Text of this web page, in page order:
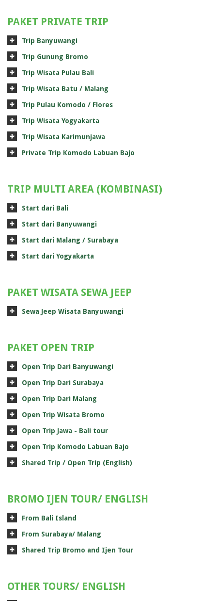
PAKET PRIVATE TRIP
Trip Banyuwangi
Trip Gunung Bromo
Trip Wisata Pulau Bali
Trip Wisata Batu / Malang
Trip Pulau Komodo / Flores
Trip Wisata Yogyakarta
Trip Wisata Karimunjawa
Private Trip Komodo Labuan Bajo
TRIP MULTI AREA (KOMBINASI)
Start dari Bali
Start dari Banyuwangi
Start dari Malang / Surabaya
Start dari Yogyakarta
PAKET WISATA SEWA JEEP
Sewa Jeep Wisata Banyuwangi
PAKET OPEN TRIP
Open Trip Dari Banyuwangi
Open Trip Dari Surabaya
Open Trip Dari Malang
Open Trip Wisata Bromo
Open Trip Jawa - Bali tour
Open Trip Komodo Labuan Bajo
Shared Trip / Open Trip (English)
BROMO IJEN TOUR/ ENGLISH
From Bali Island
From Surabaya/ Malang
Shared Trip Bromo and Ijen Tour
OTHER TOURS/ ENGLISH